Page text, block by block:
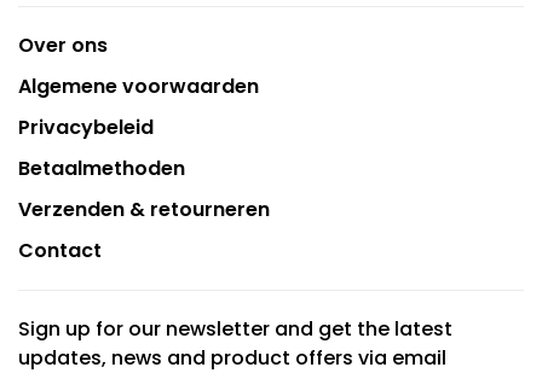
Over ons
Algemene voorwaarden
Privacybeleid
Betaalmethoden
Verzenden & retourneren
Contact
Sign up for our newsletter and get the latest
updates, news and product offers via email